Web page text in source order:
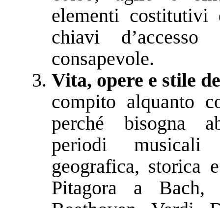
elementi
chiavi
consapevole.
Vita, opere e stile
compito alquanto
perché bisogna
periodi musicali
geografica, storica
Pitagora a